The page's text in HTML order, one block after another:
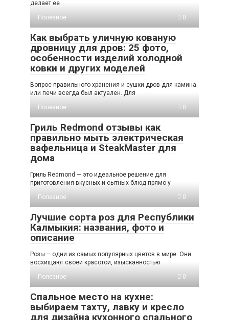
делает ее
Полезное
0
Как выбрать уличную кованую
дровницу для дров: 25 фото,
особенности изделий холодной
ковки и других моделей
Вопрос правильного хранения и сушки дров для камина
или печи всегда был актуален. Для
Полезное
0
Гриль Redmond отзывы как
правильно мыть электрическая
вафельница и SteakMaster для
дома
Гриль Redmond — это идеальное решение для
приготовления вкусных и сытных блюд прямо у
Полезное
0
Лучшие сорта роз для Республики
Калмыкия: названия, фото и
описание
Розы – одни из самых популярных цветов в мире. Они
восхищают своей красотой, изысканностью
Полезное
0
Спальное место на кухне:
выбираем тахту, лавку и кресло
для дизайна кухонного спального